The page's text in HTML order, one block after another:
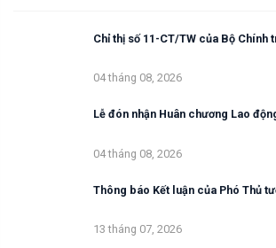
Chỉ thị số 11-CT/TW của Bộ Chính
04 tháng 08, 2026
Lễ đón nhận Huân chương Lao
04 tháng 08, 2026
Thông báo Kết luận của Phó Thủ
13 tháng 07, 2026